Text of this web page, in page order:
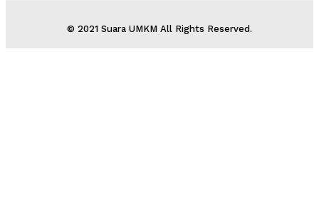
© 2021 Suara UMKM All Rights Reserved.